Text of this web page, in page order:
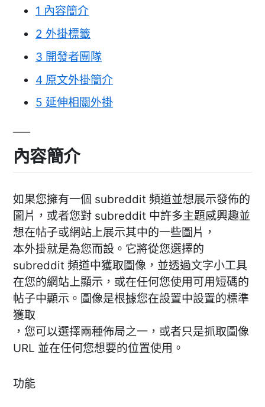
1 內容簡介
2 外掛標籤
3 開發者團隊
4 原文外掛簡介
5 延伸相關外掛
內容簡介
如果您擁有一個 subreddit 頻道並想展示發佈的
圖片，或者您對 subreddit 中許多主題感興趣並
想在帖子或網站上展示其中的一些圖片，
本外掛就是為您而設。它將從您選擇的
subreddit 頻道中獲取圖像，並透過文字小工具
在您的網站上顯示，或在任何您使用可用短碼的
帖子中顯示。圖像是根據您在設置中設置的標準
獲取
，您可以選擇兩種佈局之一，或者只是抓取圖像
URL 並在任何您想要的位置使用。
功能